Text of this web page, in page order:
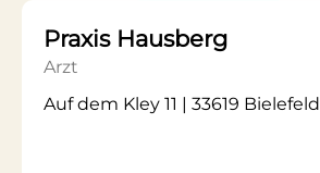
Praxis Hausberg
Arzt
Auf dem Kley 11 | 33619 Bielefeld